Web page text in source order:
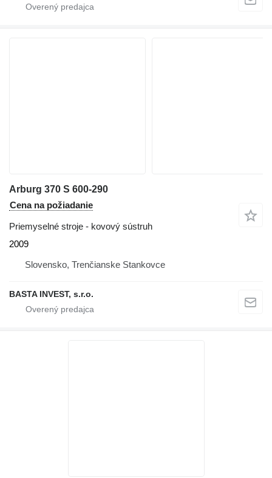
Arburg 370 S 600-290
Cena na požiadanie
Priemyselné stroje - kovový sústruh
2009
Slovensko, Trenčianske Stankovce
BASTA INVEST, s.r.o.